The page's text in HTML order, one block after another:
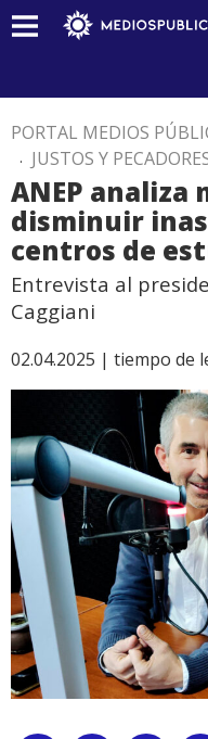
PORTAL MEDIOS
. JUSTOS Y
ANEP analiza
disminuir
centros de
Entrevista al
Caggiani
02.04.2025 | tiempo de